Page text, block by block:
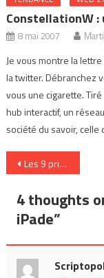
ConstellationW :
8 mai 2007
Je vous montre la
la twitter. Débranchez
vous une cigarette.
hub interactif, un
société du savoir, celle
Navigation
de
l’article
Les 9 principes de l’accélération numérique
4 thoughts
iPade”